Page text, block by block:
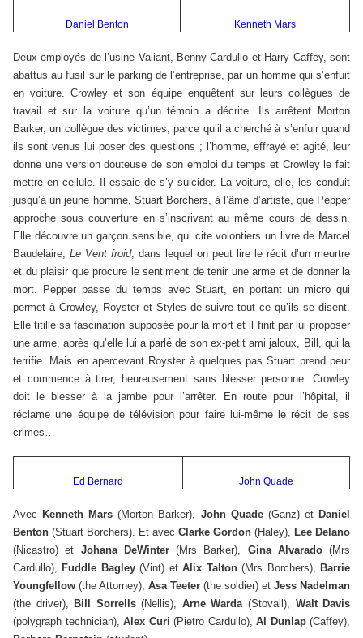
Daniel Benton Kenneth Mars
Deux employés de l’usine Valiant, Benny Cardullo et Harry Caffey, sont
abattus au fusil sur le parking de l’entreprise, par un homme qui s’enfuit
en voiture. Crowley et son équipe enquêtent sur leurs collègues de
travail et sur la voiture qu’un témoin a décrite. Ils arrêtent Morton
Barker, un collègue des victimes, parce qu’il a cherché à s’enfuir quand
ils sont venus lui poser des questions ; l’homme, effrayé et agité, leur
donne une version douteuse de son emploi du temps et Crowley le fait
mettre en cellule. Il essaie de s’y suicider. La voiture, elle, les conduit
jusqu’à un jeune homme, Stuart Borchers, à l’âme d’artiste, que Pepper
approche sous couverture en s’inscrivant au même cours de dessin.
Elle découvre un garçon sensible, qui cite volontiers un livre de Marcel
Baudelaire, Le Vent froid, dans lequel on peut lire le récit d’un meurtre
et du plaisir que procure le sentiment de tenir une arme et de donner la
mort. Pepper passe du temps avec Stuart, en portant un micro qui
permet à Crowley, Royster et Styles de suivre tout ce qu’ils se disent.
Elle titille sa fascination supposée pour la mort et il finit par lui proposer
une arme, après qu’elle lui a parlé de son ex-petit ami jaloux, Bill, qui la
terrifie. Mais en apercevant Royster à quelques pas Stuart prend peur
et commence à tirer, heureusement sans blesser personne. Crowley
doit le blesser à la jambe pour l’arrêter. En route pour l’hôpital, il
réclame une équipe de télévision pour faire lui-même le récit de ses
crimes…
Ed Bernard John Quade
Avec Kenneth Mars(Morton Barker), John Quade (Ganz) et Daniel
Benton (Stuart Borchers). Et avec Clarke Gordon (Haley), Lee Delano
(Nicastro) et Johana DeWinter (Mrs Barker), Gina Alvarado (Mrs
Cardullo), Fuddle Bagley(Vint) etAlix Talton(Mrs Borchers), Barrie
Youngfellow (the Attorney), Asa Teeter (the soldier) et Jess Nadelman
(the driver), Bill Sorrells(Nellis), Arne Warda (Stovall), Walt Davis
(polygraph technician), Alex Curi (Pietro Cardullo), Al Dunlap (Caffey),